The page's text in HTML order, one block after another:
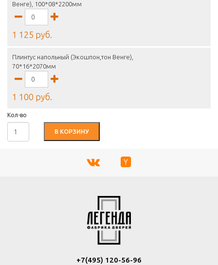
Венге), 100*08*2200мм
1 125 руб.
Плинтус напольный (Экошпон,тон Венге),
70*16*2070мм
1 100 руб.
Кол-во
В КОРЗИНУ
+7(495) 120-56-96